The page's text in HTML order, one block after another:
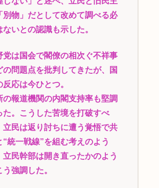
別物」だとして改めて調べる必
ないとの認識も示した。
は国会で閣僚の相次ぐ不祥事
の問題点を批判してきたが、国
反応は今ひとつ。
の報道機関の内閣支持率も堅調
た。こうした苦境を打破すべ
立民は返り討ちに遭う覚悟で共
“統一戦線”を組む考えのよう
立民幹部は開き直ったかのよう
う強調した。